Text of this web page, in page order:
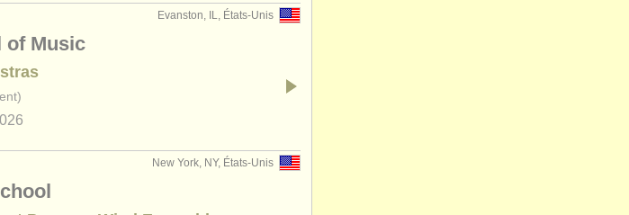
Evanston, IL, États-Unis
of Music
New York, NY, États-Unis